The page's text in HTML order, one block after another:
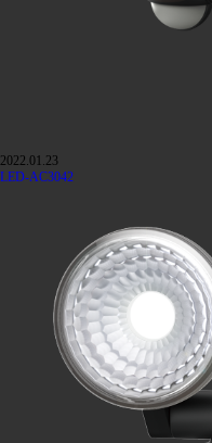
2022.01.23
LED-AC3042